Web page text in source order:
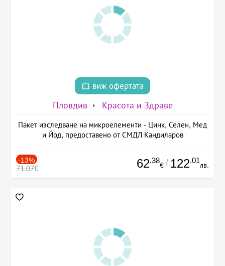
виж офертата
Пловдив Красота и Здраве
Пакет изследване на микроелементи - Цинк, Селен, Мед
и Йод, предоставено от СМДЛ Кандиларов
-13%
71.07€ 62.38
€ / 122.01
лв.